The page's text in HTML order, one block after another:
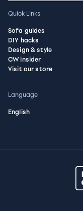
Quick Links
Sofa guides
DIY hacks
Design & style
CW insider
Visit our store
Language
English